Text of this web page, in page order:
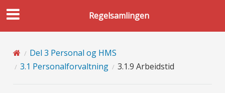
Regelsamlingen
Del 3 Personal og HMS
3.1 Personalforvaltning
3.1.9 Arbeidstid